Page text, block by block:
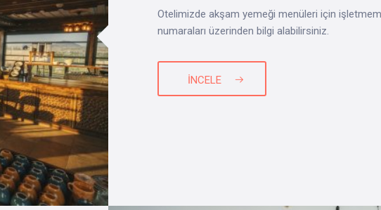
Otelimizde akşam yemeği menüleri için
numaraları üzerinden bilgi alabilirsiniz.
İNCELE